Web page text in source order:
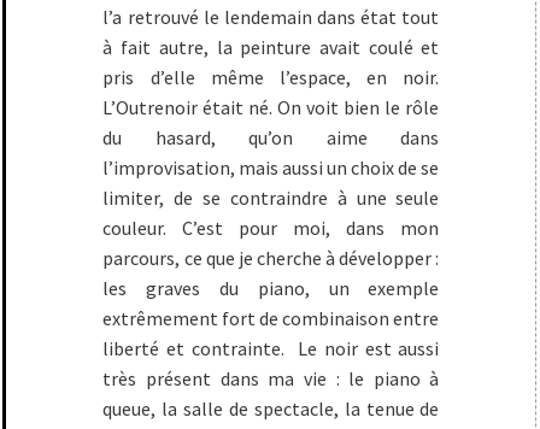
l’a retrouvé le lendemain dans état tout
à fait autre, la peinture avait coulé et
pris d’elle même l’espace, en noir.
L’Outrenoir était né. On voit bien le rôle
du hasard, qu’on aime dans
l’improvisation, mais aussi un choix de se
limiter, de se contraindre à une seule
couleur. C’est pour moi, dans mon
parcours, ce que je cherche à développer :
les graves du piano, un exemple
extrêmement fort de combinaison entre
liberté et contrainte. Le noir est aussi
très présent dans ma vie : le piano à
queue, la salle de spectacle, la tenue de